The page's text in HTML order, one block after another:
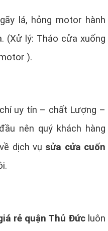
lá, hỏng motor hành
(Xử lý: Tháo cửa xuống
).
uy tín – chất Lượng –
nên quý khách hàng
dịch vụ sửa cửa cuốn
rẻ quận Thủ Đức luôn